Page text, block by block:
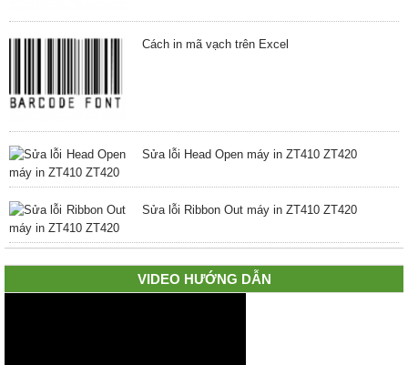
Cách in mã vạch trên Excel
Sửa lỗi Head Open máy in ZT410 ZT420
Sửa lỗi Ribbon Out máy in ZT410 ZT420
VIDEO HƯỚNG DẪN